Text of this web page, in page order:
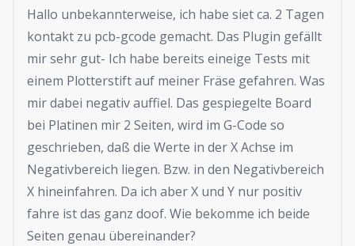
Hallo unbekannterweise, ich habe siet ca. 2 Tagen
kontakt zu pcb-gcode gemacht. Das Plugin gefällt
mir sehr gut- Ich habe bereits eineige Tests mit
einem Plotterstift auf meiner Fräse gefahren. Was
mir dabei negativ auffiel. Das gespiegelte Board
bei Platinen mir 2 Seiten, wird im G-Code so
geschrieben, daß die Werte in der X Achse im
Negativbereich liegen. Bzw. in den Negativbereich
X hineinfahren. Da ich aber X und Y nur positiv
fahre ist das ganz doof. Wie bekomme ich beide
Seiten genau übereinander?